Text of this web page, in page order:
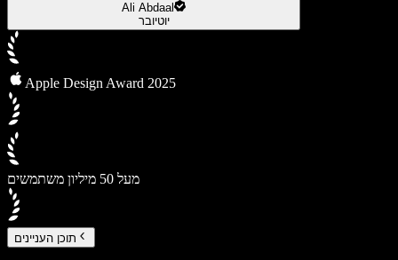
Ali Abdaal
יוטיובר
Apple Design Award 2025
מעל 50 מיליון משתמשים
תוכן העניינים